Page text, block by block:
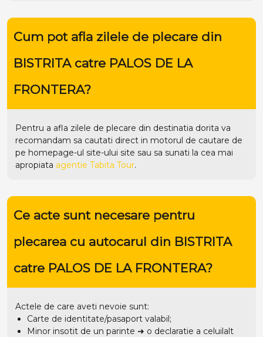
Cum pot afla zilele de plecare din
BISTRITA catre PALOS DE LA
FRONTERA?
Pentru a afla zilele de plecare din destinatia dorita va
recomandam sa cautati direct in motorul de cautare de
pe homepage-ul site-ului site sau sa sunati la cea mai
apropiata agentie Tabita Tour.
Ce acte sunt necesare pentru
plecarea cu autocarul din BISTRITA
catre PALOS DE LA FRONTERA?
Actele de care aveti nevoie sunt:
Carte de identitate/pasaport valabil;
Minor insotit de un parinte ➜ o declaratie a celuilalt